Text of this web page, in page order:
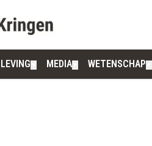
MEDIA WETENSCHAP